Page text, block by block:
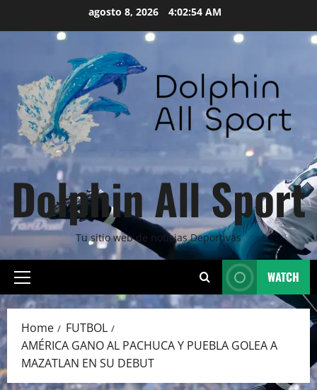
agosto 8, 2026 4:02:56 AM
Dolphin All Sport
Tu sitio web de noticias Deportivas
Primary
Menu
WATCH
Home
FUTBOL
AMÉRICA GANO AL PACHUCA Y PUEBLA GOLEA A
MAZATLAN EN SU DEBUT